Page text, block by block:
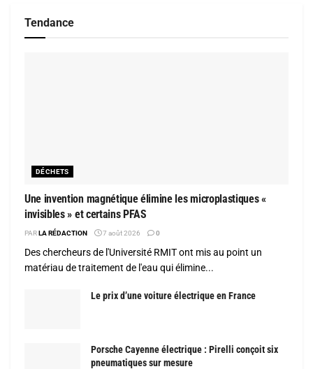
Tendance
DÉCHETS
Une invention magnétique élimine les microplastiques «
invisibles » et certains PFAS
PARLA RÉDACTION 7 août 2026 0
Des chercheurs de l'Université RMIT ont mis au point un
matériau de traitement de l'eau qui élimine...
Le prix d’une voiture électrique en France
Porsche Cayenne électrique : Pirelli conçoit six
pneumatiques sur mesure